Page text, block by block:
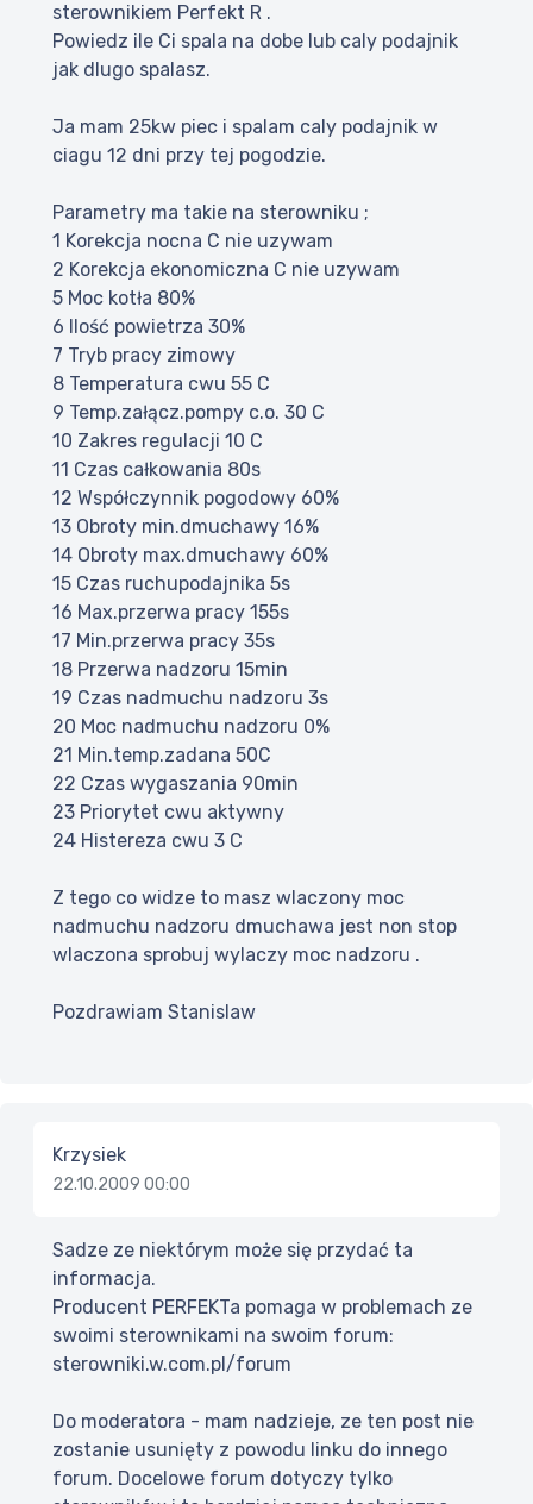
sterownikiem Perfekt R .
Powiedz ile Ci spala na dobe lub caly podajnik
jak dlugo spalasz.
Ja mam 25kw piec i spalam caly podajnik w
ciagu 12 dni przy tej pogodzie.
Parametry ma takie na sterowniku ;
1 Korekcja nocna C nie uzywam
2 Korekcja ekonomiczna C nie uzywam
5 Moc kotła 80%
6 Ilość powietrza 30%
7 Tryb pracy zimowy
8 Temperatura cwu 55 C
9 Temp.załącz.pompy c.o. 30 C
10 Zakres regulacji 10 C
11 Czas całkowania 80s
12 Współczynnik pogodowy 60%
13 Obroty min.dmuchawy 16%
14 Obroty max.dmuchawy 60%
15 Czas ruchupodajnika 5s
16 Max.przerwa pracy 155s
17 Min.przerwa pracy 35s
18 Przerwa nadzoru 15min
19 Czas nadmuchu nadzoru 3s
20 Moc nadmuchu nadzoru 0%
21 Min.temp.zadana 50C
22 Czas wygaszania 90min
23 Priorytet cwu aktywny
24 Histereza cwu 3 C
Z tego co widze to masz wlaczony moc
nadmuchu nadzoru dmuchawa jest non stop
wlaczona sprobuj wylaczy moc nadzoru .
Pozdrawiam Stanislaw
Krzysiek
22.10.2009 00:00
Sadze ze niektórym może się przydać ta
informacja.
Producent PERFEKTa pomaga w problemach ze
swoimi sterownikami na swoim forum:
sterowniki.w.com.pl/forum
Do moderatora - mam nadzieje, ze ten post nie
zostanie usunięty z powodu linku do innego
forum. Docelowe forum dotyczy tylko